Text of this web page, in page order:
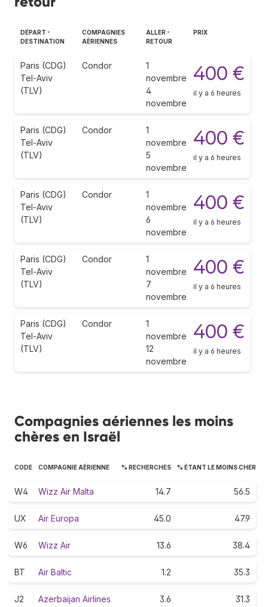
DÉPART -
DESTINATION
COMPAGNIES
AÉRIENNES
ALLER -
RETOUR
PRIX
Paris (CDG)
Tel-Aviv
(TLV)
Condor
1
novembre
4
novembre
400 €
il y a 6 heures
Paris (CDG)
Tel-Aviv
(TLV)
Condor
1
novembre
5
novembre
400 €
il y a 6 heures
Paris (CDG)
Tel-Aviv
(TLV)
Condor
1
novembre
6
novembre
400 €
il y a 6 heures
Paris (CDG)
Tel-Aviv
(TLV)
Condor
1
novembre
7
novembre
400 €
il y a 6 heures
Paris (CDG)
Tel-Aviv
(TLV)
Condor
1
novembre
12
novembre
400 €
il y a 6 heures
Compagnies aériennes les moins
chères en Israël
CODE COMPAGNIE AÉRIENNE % RECHERCHES % ÉTANT LE MOINS CHER
W4 Wizz Air Malta 14.7 56.5
UX Air Europa 45.0 47.9
W6 Wizz Air 13.6 38.4
BT Air Baltic 1.2 35.3
J2 Azerbaijan Airlines 3.6 31.3